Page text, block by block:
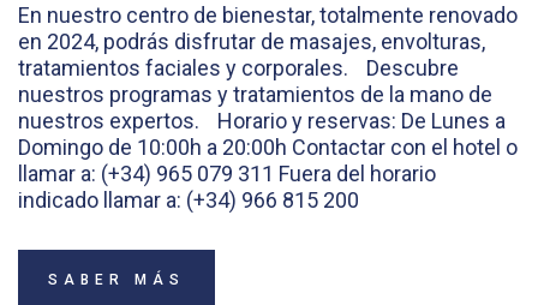
En nuestro centro de bienestar, totalmente renovado
en 2024, podrás disfrutar de masajes, envolturas,
tratamientos faciales y corporales. Descubre
nuestros programas y tratamientos de la mano de
nuestros expertos. Horario y reservas: De Lunes a
Domingo de 10:00h a 20:00h Contactar con el hotel o
llamar a: (+34) 965 079 311 Fuera del horario
indicado llamar a: (+34) 966 815 200
SABER MÁS